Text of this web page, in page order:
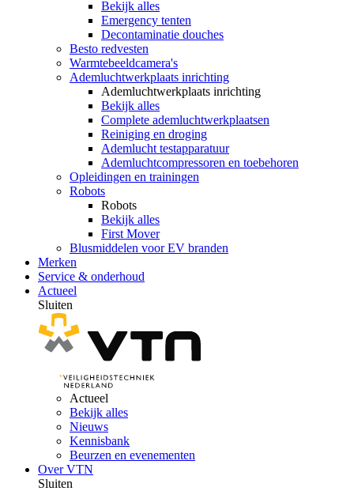
Bekijk alles
Emergency tenten
Decontaminatie douches
Besto redvesten
Warmtebeeldcamera's
Ademluchtwerkplaats inrichting
Ademluchtwerkplaats inrichting
Bekijk alles
Complete ademluchtwerkplaatsen
Reiniging en droging
Ademlucht testapparatuur
Ademluchtcompressoren en toebehoren
Opleidingen en trainingen
Robots
Robots
Bekijk alles
First Mover
Blusmiddelen voor EV branden
Merken
Service & onderhoud
Actueel
Sluiten
Actueel
Bekijk alles
Nieuws
Kennisbank
Beurzen en evenementen
Over VTN
Sluiten